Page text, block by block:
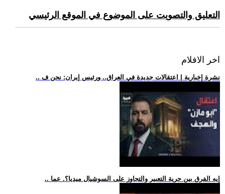
التعليق والتصويت على الموضوع في الموقع الرئيسي
اخر الافلام
.. نشرة إخبارية | اعتقالات جديدة في العراق.. ورئيس إيران: نحن ف
.. إيه الفرق بين حرية التعبير والتجاوز على السوشيال ميديا؟. عما